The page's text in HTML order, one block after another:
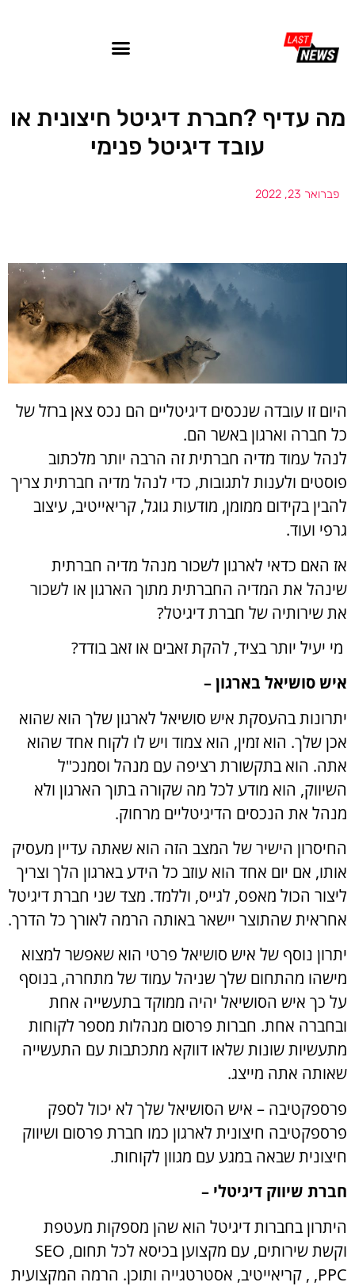
מה עדיף ?חברת דיגיטל חיצונית או
עובד דיגיטל פנימי
פברואר 23, 2022
היום זו עובדה שנכסים דיגיטליים הם נכס צאן ברזל של
כל חברה וארגון באשר הם.
לנהל עמוד מדיה חברתית זה הרבה יותר מלכתוב
פוסטים ולענות לתגובות, כדי לנהל מדיה חברתית צריך
להבין בקידום ממומן, מודעות גוגל, קריאייטיב, עיצוב
גרפי ועוד.
אז האם כדאי לארגון לשכור מנהל מדיה חברתית
שינהל את המדיה החברתית מתוך הארגון או לשכור
את שירותיה של חברת דיגיטל?
מי יעיל יותר בציד, להקת זאבים או זאב בודד?
איש סושיאל בארגון –
יתרונות בהעסקת איש סושיאל לארגון שלך הוא שהוא
אכן שלך. הוא זמין, הוא צמוד ויש לו לקוח אחד שהוא
אתה. הוא בתקשורת רציפה עם מנהל וסמנכ"ל
השיווק, הוא מודע לכל מה שקורה בתוך הארגון ולא
מנהל את הנכסים הדיגיטליים מרחוק.
החיסרון הישיר של המצב הזה הוא שאתה עדיין מעסיק
אותו, אם יום אחד הוא עוזב כל הידע בארגון הלך וצריך
ליצור הכול מאפס, לגייס, וללמד. מצד שני חברת דיגיטל
אחראית שהתוצר יישאר באותה הרמה לאורך כל הדרך.
יתרון נוסף של איש סושיאל פרטי הוא שאפשר למצוא
מישהו מהתחום שלך שניהל עמוד של מתחרה, בנוסף
על כך איש הסושיאל יהיה ממוקד בתעשייה אחת
ובחברה אחת. חברות פרסום מנהלות מספר לקוחות
מתעשיות שונות שלאו דווקא מתכתבות עם התעשייה
שאותה אתה מייצג.
פרספקטיבה – איש הסושיאל שלך לא יכול לספק
פרספקטיבה חיצונית לארגון כמו חברת פרסום ושיווק
חיצונית שבאה במגע עם מגוון לקוחות.
חברת שיווק דיגיטלי –
היתרון בחברות דיגיטל הוא שהן מספקות מעטפת
וקשת שירותים, עם מקצוען בכיסא לכל תחום, SEO
,PPC , קריאייטיב, אסטרטגייה ותוכן. הרמה המקצועית